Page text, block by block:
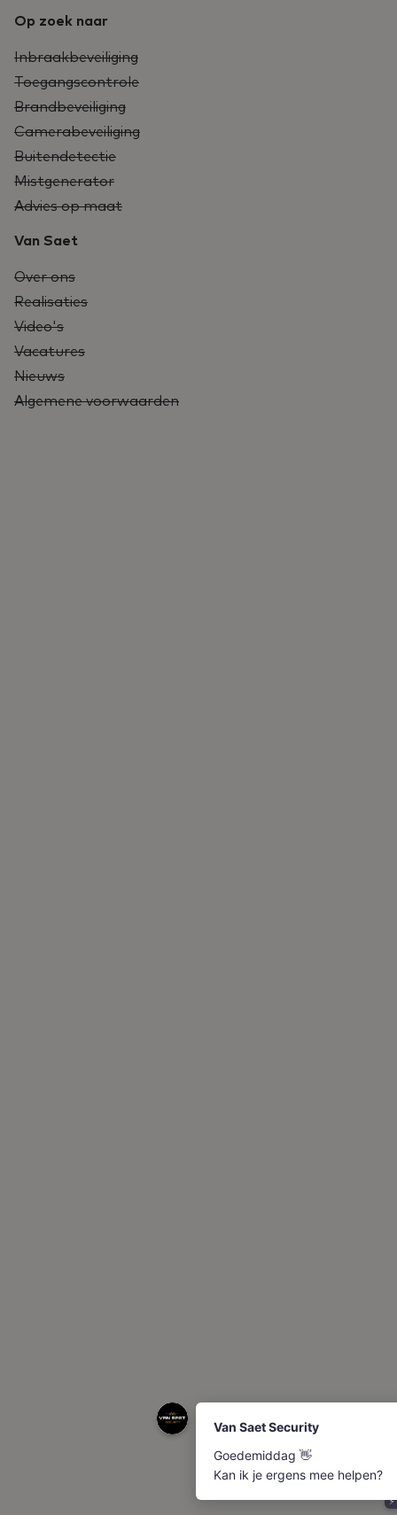
Op zoek naar
Inbraakbeveiliging
Toegangscontrole
Brandbeveiliging
Camerabeveiliging
Buitendetectie
Mistgenerator
Advies op maat
Van Saet
Over ons
Realisaties
Video's
Vacatures
Nieuws
Algemene voorwaarden